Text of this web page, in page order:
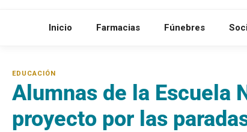
Inicio Farmacias Fúnebres
Alumnas de la Escuela
proyecto por las